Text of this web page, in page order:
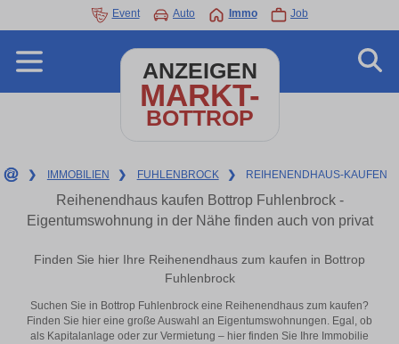
Event Auto Immo Job
ANZEIGEN
MARKT-
BOTTROP
❯ IMMOBILIEN ❯ FUHLENBROCK ❯ REIHENENDHAUS-KAUFEN
Reihenendhaus kaufen Bottrop Fuhlenbrock -
Eigentumswohnung in der Nähe finden auch von privat
Finden Sie hier Ihre Reihenendhaus zum kaufen in Bottrop
Fuhlenbrock
Suchen Sie in Bottrop Fuhlenbrock eine Reihenendhaus zum kaufen?
Finden Sie hier eine große Auswahl an Eigentumswohnungen. Egal, ob
als Kapitalanlage oder zur Vermietung – hier finden Sie Ihre Immobilie